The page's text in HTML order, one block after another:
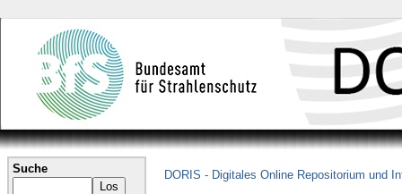
Suche DORIS - Digitales Online Repositorium und